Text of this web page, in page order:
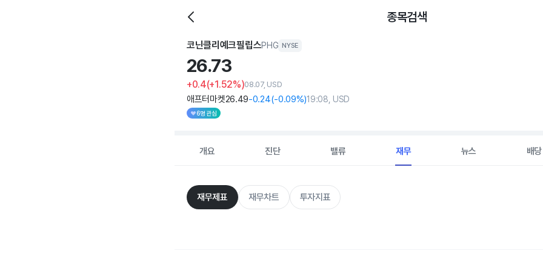
종목검색
코닌클리예크필립스PHG NYSE
26.73
+0.4(+1.52%)08.07, USD
애프터마켓26.49-0.24(-0.09%)19:08, USD
6명 관심
개요 진단 밸류 재무 뉴스 배당
재무제표 재무차트 투자지표